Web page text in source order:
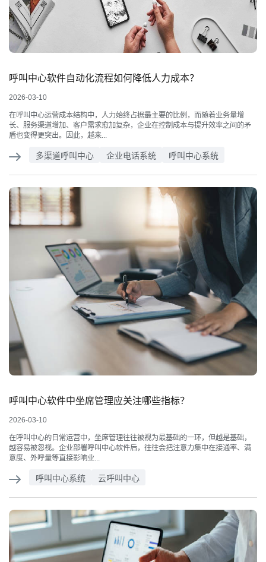
呼叫中心软件自动化流程如何降低人力成本？
2026-03-10
在呼叫中心运营成本结构中，人力始终占据最主要的比例，而随着业务量增
长、服务渠道增加、客户需求愈加复杂，企业在控制成本与提升效率之间的矛
盾也变得更突出。因此，越来...
多渠道呼叫中心 企业电话系统 呼叫中心系统
呼叫中心软件中坐席管理应关注哪些指标？
2026-03-10
在呼叫中心的日常运营中，坐席管理往往被视为最基础的一环，但越是基础，
越容易被忽视。企业部署呼叫中心软件后，往往会把注意力集中在接通率、满
意度、外呼量等直接影响业...
呼叫中心系统 云呼叫中心